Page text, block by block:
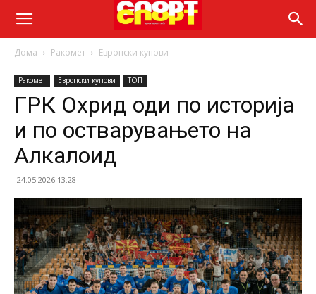
Дома Ракомет Европски купови
Ракомет Европски купови ТОП
ГРК Охрид оди по историја
и по остварувањето на
Алкалоид
24.05.2026 13:28